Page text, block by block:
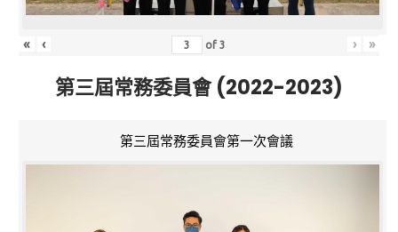
« ‹ of3 › »
第三屆常務委員會 (2022-2023)
第三屆常務委員會第一次會議